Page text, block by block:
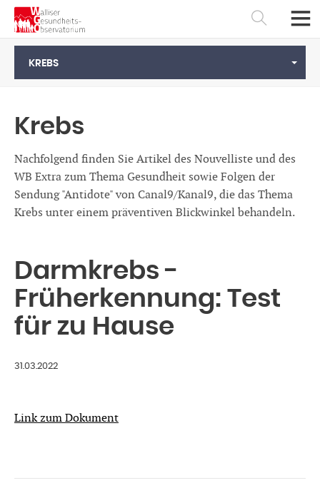
KREBS
Krebs
Nachfolgend finden Sie Artikel des Nouvelliste und des
WB Extra zum Thema Gesundheit sowie Folgen der
Sendung "Antidote" von Canal9/Kanal9, die das Thema
Krebs unter einem präventiven Blickwinkel behandeln.
Darmkrebs -
Früherkennung: Test
für zu Hause
31.03.2022
Link zum Dokument